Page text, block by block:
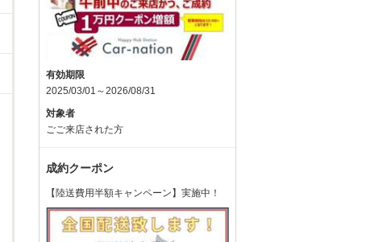
有効期限
2025/03/01～2026/08/31
対象者
ごご来店された方
成約クーポン
【陸送費用半額キャンペーン】実施中！